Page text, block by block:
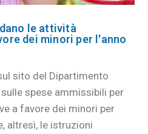
le attività
dei minori per l'anno
sito del Dipartimento
sulle spese ammissibili per
a favore dei minori per
altresì, le istruzioni